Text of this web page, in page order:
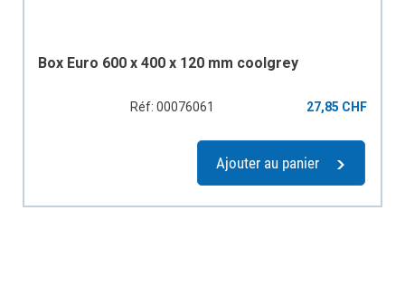
Box Euro 600 x 400 x 120 mm coolgrey
Réf: 00076061 27,85 CHF
Ajouter au panier